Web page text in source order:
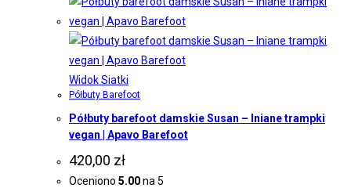
Widok Siatki
Półbuty Barefoot
Półbuty barefoot damskie Susan – lniane trampki
vegan | Apavo Barefoot
420,00 zł
Oceniono 5.00na 5